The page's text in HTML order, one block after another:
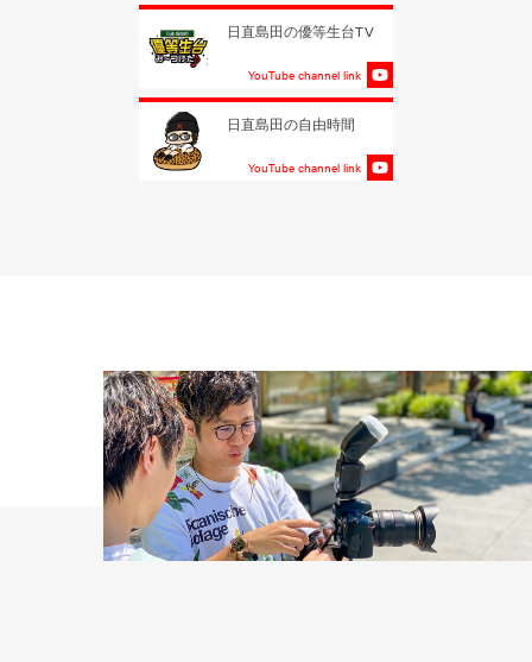
日直島田の優等生台TV
YouTube channel link
日直島田の自由時間
YouTube channel link